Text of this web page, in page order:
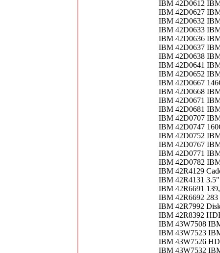
IBM 42D0612
IBM 42D0627
IBM 42D0632
IBM 42D0633
IBM 42D0636
IBM 42D0637
IBM 42D0638
IBM 42D0641
IBM 42D0652
IBM 42D0667
IBM 42D0668
IBM 42D0671
IBM 42D0681
IBM 42D0707
IBM 42D0747
IBM 42D0752
IBM 42D0767
IBM 42D0771
IBM 42D0782
IBM 42R4129
IBM 42R4131
IBM 42R6691
IBM 42R6692
IBM 42R7992
IBM 42R8392
IBM 43W7508
IBM 43W7523
IBM 43W7526
IBM 43W7532